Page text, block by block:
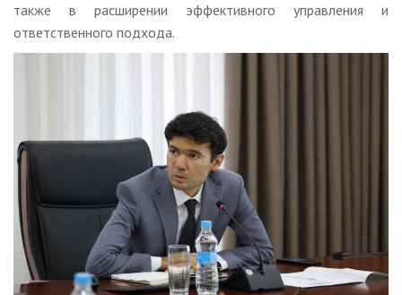
также в расширении эффективного управления и
ответственного подхода.